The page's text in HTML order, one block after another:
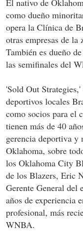
El nativo de
como dueño
opera la Clínica de
otras empresas de
También es dueño de
las semifinales del
'Sold Out
deportivos locales
como socios para el
tienen más de 40
gerencia deportiva y
Oklahoma, sobre
los Oklahoma City
de los Blazers, Eric
Gerente General del
años de experiencia
profesional, más
WNBA.